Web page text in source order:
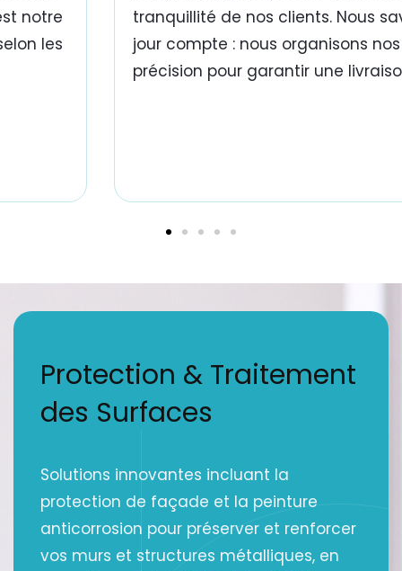
notre
les
tranquillité de nos clients. Nous
jour compte : nous organisons
précision pour garantir une
Protection & Traitement
des Surfaces
Solutions innovantes incluant la
protection de façade et la peinture
anticorrosion pour préserver et renforcer
vos murs et structures métalliques, en